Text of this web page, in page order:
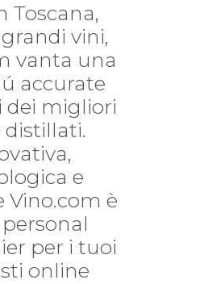
Toscana,
vini,
vanta una
accurate
dei migliori
distillati.
e
Vino.com è
per i tuoi
online